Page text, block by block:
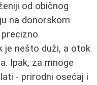
od običnog
na donorskom
je nešto duži, a otok
Ipak, za mnoge
- prirodni osećaj i